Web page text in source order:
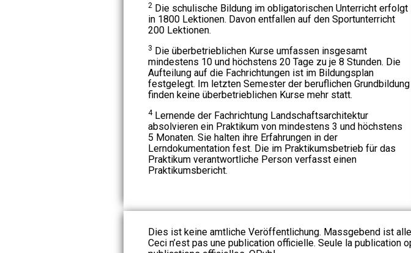
2Die schulische Bildung im obligatorischen Unterricht erfolgt
in 1800 Lektionen. Davon entfallen auf den Sportunterricht
200 Lektionen.
3 Die überbetrieblichen Kurse umfassen insgesamt
mindestens 10 und höchstens 20 Tage zu je 8 Stunden. Die
Aufteilung auf die Fachrichtungen ist im Bildungsplan
festgelegt. Im letzten Semester der beruflichen Grundbildung
finden keine überbetrieblichen Kurse mehr statt.
4Lernende der Fachrichtung Landschaftsarchitektur
absolvieren ein Praktikum von mindestens 3 und höchstens
5 Monaten. Sie halten ihre Erfahrungen in der
Lerndokumentation fest. Die im Praktikumsbetrieb für das
Praktikum verantwortliche Person verfasst einen
Praktikumsbericht.
Dies ist keine amtliche Veröffentlichung. Massgebend ist
Ceci n’est pas une publication officielle. Seule la publication